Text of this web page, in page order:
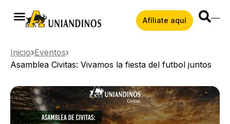
Afíliate aquí
Inicio Eventos
Asamblea Civitas: Vivamos la fiesta del futbol juntos